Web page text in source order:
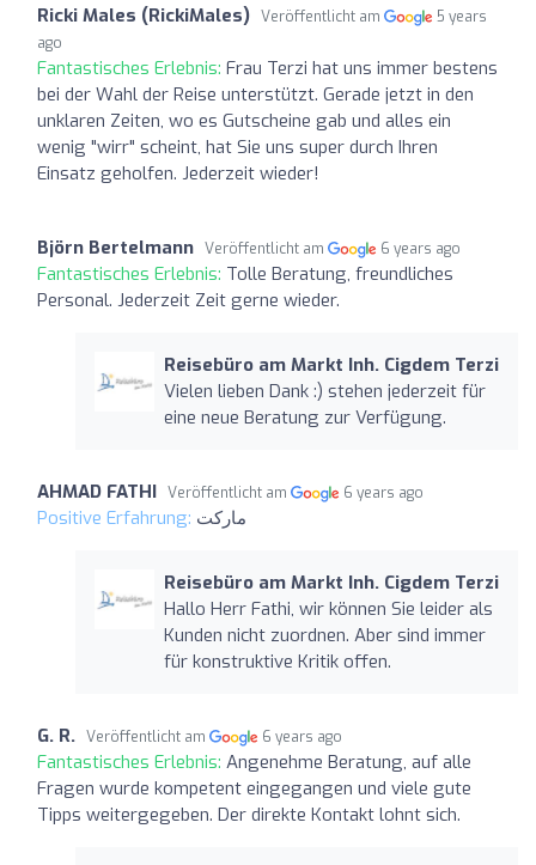
Ricki Males (RickiMales) Veröffentlicht am
5 years
ago
Fantastisches Erlebnis: Frau Terzi hat uns immer bestens
bei der Wahl der Reise unterstützt. Gerade jetzt in den
unklaren Zeiten, wo es Gutscheine gab und alles ein
wenig "wirr" scheint, hat Sie uns super durch Ihren
Einsatz geholfen. Jederzeit wieder!
Björn Bertelmann Veröffentlicht am 6 years ago
Fantastisches Erlebnis: Tolle Beratung, freundliches
Personal. Jederzeit Zeit gerne wieder.
Reisebüro am Markt Inh. Cigdem Terzi
Vielen lieben Dank :) stehen jederzeit für
eine neue Beratung zur Verfügung.
AHMAD FATHI Veröffentlicht am 6 years ago
Positive Erfahrung: ماركت
Reisebüro am Markt Inh. Cigdem Terzi
Hallo Herr Fathi, wir können Sie leider als
Kunden nicht zuordnen. Aber sind immer
für konstruktive Kritik offen.
G. R. Veröffentlicht am 6 years ago
Fantastisches Erlebnis: Angenehme Beratung, auf alle
Fragen wurde kompetent eingegangen und viele gute
Tipps weitergegeben. Der direkte Kontakt lohnt sich.